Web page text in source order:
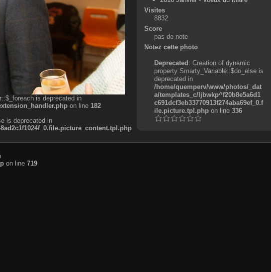
is deprecated in
on line 182
is deprecated in
Visites
8832
Score
pas de note
Notez cette photo
Deprecated: Creation of dynamic
property Smarty_Variable::$do_else is
deprecated in
/home/quemperv/www/photos/_dat
a/templates_c/ljbwkp^f20b8e5a6d1
c691dcf3eb33770913f274aba69ef_0.f
ile.picture.tpl.phpon line 336
on line 719